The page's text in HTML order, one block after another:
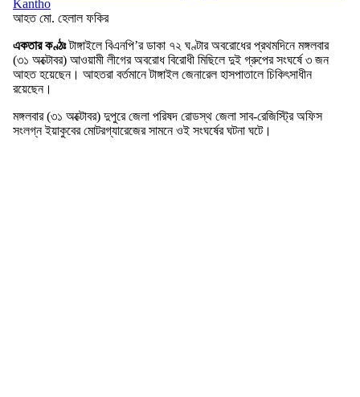
আহত মো. হেলাল ফকির
একতার কণ্ঠঃটাঙ্গাইলে বিএনপি’র ডাকা ৭২ ঘণ্টার অবরোধের প্রথমদিনে মঙ্গলবার
(৩১ অক্টোবর) আওয়ামী লীগের অবরোধ বিরোধী মিছিলে দুই গ্রুপের সংঘর্ষে ৩ জন
আহত হয়েছেন। আহতরা বর্তমানে টাঙ্গাইল জেনারেল হাসপাতালে চিকিৎসাধীন
রয়েছেন।
মঙ্গলবার (৩১ অক্টোবর) দুপুরে জেলা পরিষদ রোডস্থ জেলা সাব-রেজিস্ট্রি অফিস
সংলগ্ন ইয়াকুবের মোটরগ্যারেজের সামনে ওই সংঘর্ষের ঘটনা ঘটে।